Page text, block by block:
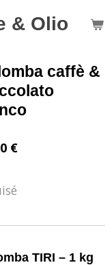
& Olio
caffè &
€
TIRI – 1 kg